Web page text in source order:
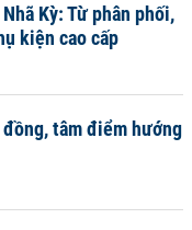
Kỳ: Từ phân phối,
kiện cao cấp
tâm điểm hướng